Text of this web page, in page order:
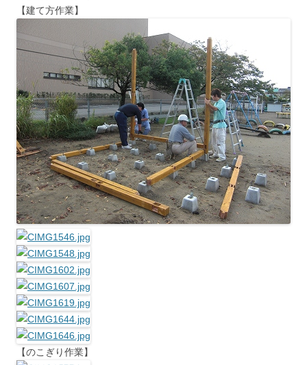
【建て方作業】
【のこぎり作業】